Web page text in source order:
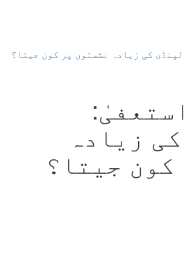
کی زیادہ نشستوں پر کون جیتا؟
زیادہ
جیتا؟